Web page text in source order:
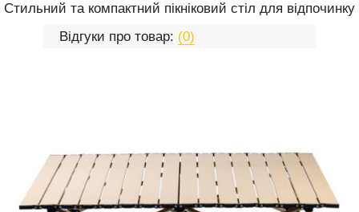
Стильний та компактний пікніковий стіл для відпочинку
Відгуки про товар: (0)